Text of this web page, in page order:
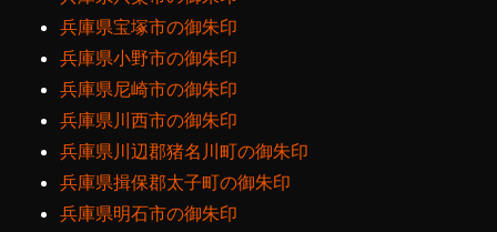
兵庫県宝塚市の御朱印
兵庫県小野市の御朱印
兵庫県尼崎市の御朱印
兵庫県川西市の御朱印
兵庫県川辺郡猪名川町の御朱印
兵庫県揖保郡太子町の御朱印
兵庫県明石市の御朱印